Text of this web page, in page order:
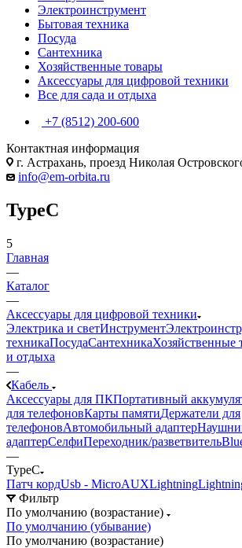
Электроинструмент
Бытовая техника
Посуда
Сантехника
Хозяйственные товары
Аксессуары для цифровой техники
Все для сада и отдыха
+7 (8512) 200-600
Контактная информация
г. Астрахань, проезд Николая
info@em-orbita.ru
TypeC
5
Главная
—
Каталог
—
Аксессуары для цифровой техники
Электрика и светИнструмент
техникаПосудаСантехникаХозяйственные
и отдыха
—
Кабель
Аксессуары для ПКПортативный
для телефоновКарты памятиДержатели для
телефоновАвтомобильный адаптер
адаптерСелфиПереходник/разветвитель
—
TypeC
Патч кордUsb - MicroAUXLightning
Фильтр
По умолчанию (возрастание)
По умолчанию (убывание)
По умолчанию (возрастание)